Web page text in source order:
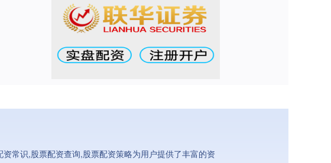
常识,股票配资查询,股票配资策略为用户提供了丰富的资